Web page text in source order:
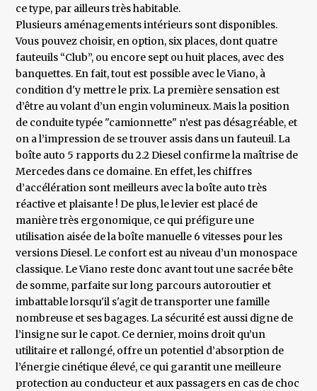
ce type, par ailleurs très habitable.
Plusieurs aménagements intérieurs sont disponibles.
Vous pouvez choisir, en option, six places, dont quatre
fauteuils “Club”, ou encore sept ou huit places, avec des
banquettes. En fait, tout est possible avec le Viano, à
condition d'y mettre le prix. La première sensation est
d’être au volant d’un engin volumineux. Mais la position
de conduite typée "camionnette" n’est pas désagréable, et
on a l’impression de se trouver assis dans un fauteuil. La
boîte auto 5 rapports du 2.2 Diesel confirme la maîtrise de
Mercedes dans ce domaine. En effet, les chiffres
d’accélération sont meilleurs avec la boîte auto très
réactive et plaisante ! De plus, le levier est placé de
manière très ergonomique, ce qui préfigure une
utilisation aisée de la boîte manuelle 6 vitesses pour les
versions Diesel. Le confort est au niveau d’un monospace
classique. Le Viano reste donc avant tout une sacrée bête
de somme, parfaite sur long parcours autoroutier et
imbattable lorsqu'il s'agit de transporter une famille
nombreuse et ses bagages. La sécurité est aussi digne de
l’insigne sur le capot. Ce dernier, moins droit qu’un
utilitaire et rallongé, offre un potentiel d’absorption de
l’énergie cinétique élevé, ce qui garantit une meilleure
protection au conducteur et aux passagers en cas de choc